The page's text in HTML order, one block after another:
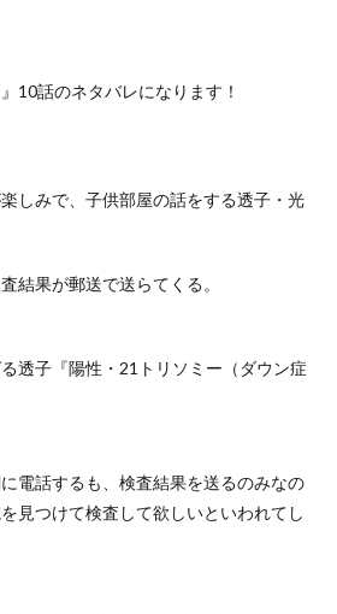
10話のネタバレになります！
しみで、子供部屋の話をする透子・光
結果が郵送で送らてくる。
透子『陽性・21トリソミー（ダウン症
電話するも、検査結果を送るのみなの
見つけて検査して欲しいといわれてし